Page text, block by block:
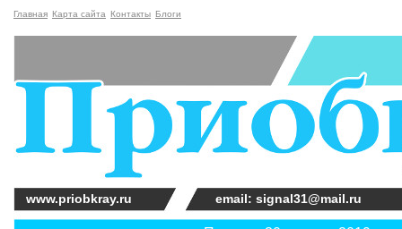
Главная Карта сайта Контакты Блоги
www.priobkray.ru email: signal31@mail.ru